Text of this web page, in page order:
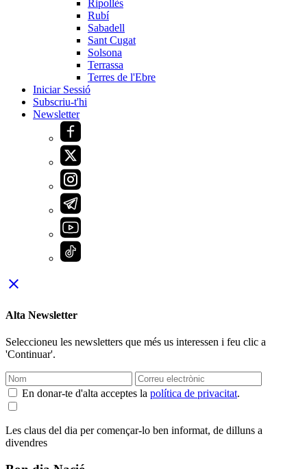
Ripollès
Rubí
Sabadell
Sant Cugat
Solsona
Terrassa
Terres de l'Ebre
Iniciar Sessió
Subscriu-t'hi
Newsletter
close
Alta Newsletter
Seleccioneu les newsletters que més us interessen i feu clic a
'Continuar'.
En donar-te d'alta acceptes la política de privacitat.
Les claus del dia per començar-lo ben informat, de dilluns a
divendres